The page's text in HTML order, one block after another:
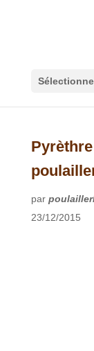
par
23/12/2015